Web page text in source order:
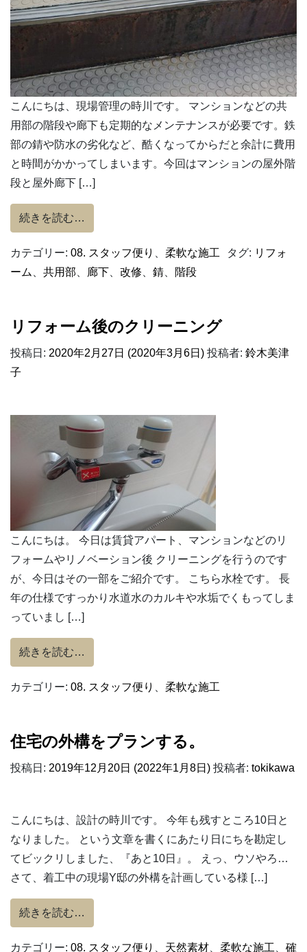
こんにちは、現場管理の時川です。 マンションなどの共
用部の階段や廊下も定期的なメンテナンスが必要です。鉄
部の錆や防水の劣化など、酷くなってからだと余計に費用
と時間がかかってしまいます。今回はマンションの屋外階
段と屋外廊下 […]
続きを読む…
カテゴリー: 08. スタッフ便り 、 柔軟な施工 タグ: リフォ
ーム、 共用部、 廊下 、 改修、 錆、 階段
リフォーム後のクリーニング
投稿日: 2020年2月27日 (2020年3月6日) 投稿者: 鈴木美津
子
こんにちは。 今日は賃貸アパート、マンションなどのリ
フォームやリノベーション後 クリーニングを行うのです
が、今日はその一部をご紹介です。 こちら水栓です。 長
年の仕様ですっかり水道水のカルキや水垢でくもってしま
っていまし […]
続きを読む…
カテゴリー: 08. スタッフ便り 、 柔軟な施工
住宅の外構をプランする。
投稿日: 2019年12月20日 (2022年1月8日) 投稿者: tokikawa
こんにちは、設計の時川です。 今年も残すところ10日と
なりました。 という文章を書くにあたり日にちを勘定し
てビックリしました、『あと10日』。 えっ、ウソやろ…
さて、着工中の現場Y邸の外構を計画している様 […]
続きを読む…
カテゴリー: 08. スタッフ便り 、 天然素材、 柔軟な施工、 確